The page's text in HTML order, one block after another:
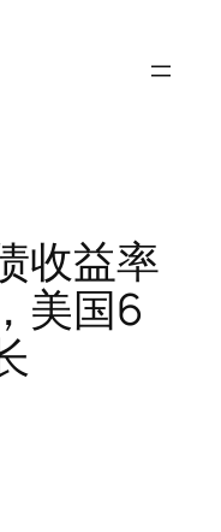
收益率
美国6